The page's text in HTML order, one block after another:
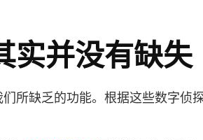
实并没有缺失
所缺乏的功能。根据这些数字侦